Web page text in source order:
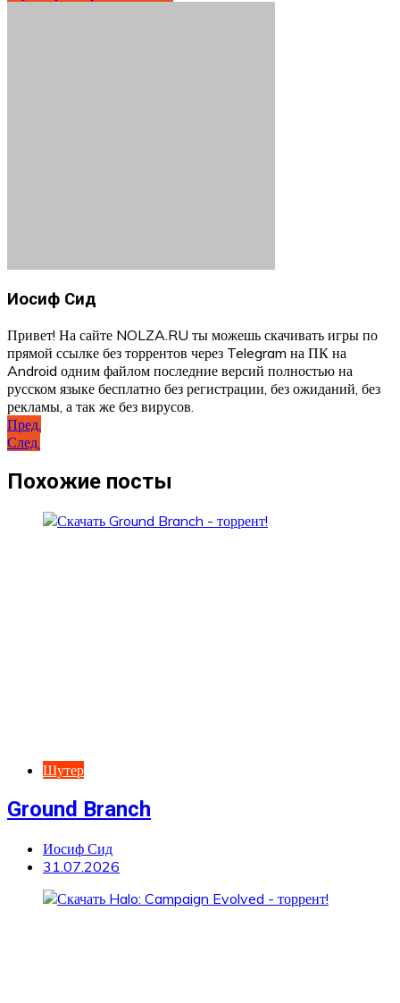
Иосиф Сид
Привет! На сайте NOLZA.RU ты можешь скачивать игры по
прямой ссылке без торрентов через Telegram на ПК на
Android одним файлом последние версий полностью на
русском языке бесплатно без регистрации, без ожиданий, без
рекламы, а так же без вирусов.
Навигация
по
записям
Пред.
След.
Похожие посты
Шутер
Ground Branch
Иосиф Сид
31.07.2026